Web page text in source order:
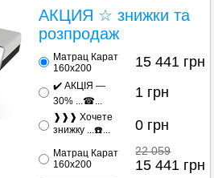
АКЦИЯ ☆ знижки та
розпродаж
Матрац Карат
160x200
15 441 грн
✔️ АКЦІЯ —
30% ...☎...
1 грн
❱❱❱ Хочете
знижку ...☎️...
0 грн
Матрац Карат
160x200
22 059
15 441 грн